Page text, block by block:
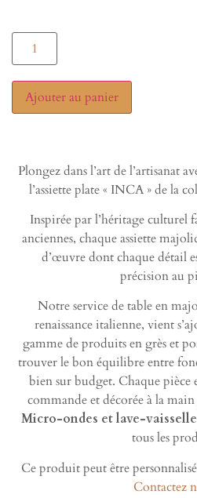
Ajouter au panier
Plongez dans l’art de l’artisanat
l’assiette plate « INCA » de la
Inspirée par l’héritage culturel
anciennes, chaque assiette
d’œuvre dont chaque détail
précision au
Notre service de table en
renaissance italienne, vient
gamme de produits en grès et
trouver le bon équilibre entre
bien sur budget. Chaque pièce
commande et décorée à la
Micro-ondes et lave-
tous les
Ce produit peut être
Contactez